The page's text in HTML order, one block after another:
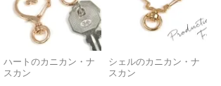
ハートのカニカン・ナ
スカン
シェルのカニカン・ナ
スカン